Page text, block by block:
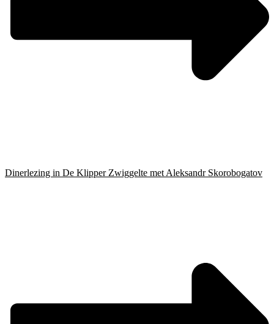
Dinerlezing in De Klipper Zwiggelte met Aleksandr Skorobogatov